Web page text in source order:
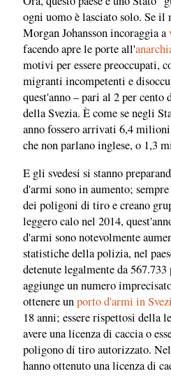
ogni uomo è lasciato solo. Se
Morgan Johansson incoraggia a
facendo apre le porte all'
motivi per essere preoccupati,
migranti incompetenti e
quest'anno – pari al 2 per cento
della Svezia. È come se negli
anno fossero arrivati 6,4
che non parlano inglese, o 1,3
E gli svedesi si stanno
d'armi sono in aumento;
dei poligoni di tiro e creano
leggero calo nel 2014,
d'armi sono notevolmente
statistiche della polizia, nel
detenute legalmente da
aggiunge un numero
ottenere unporto d'armi in
18 anni; essere rispettosi della
avere una licenza di caccia o
poligono di tiro autorizzato. Nel
hanno ottenuto una licenza di